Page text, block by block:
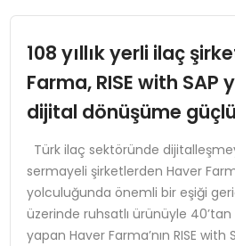
MAGAZIN
SAĞLIK
SPOR
TEKNOLOJI
108 yıllık yerli ilaç
Farma, RISE with SAP
dijital dönüşüme
Türk ilaç sektöründe
sermayeli şirketlerden Haver
yolculuğunda önemli bir eşiği
üzerinde ruhsatlı ürünüyle
yapan Haver Farma’nın RISE with